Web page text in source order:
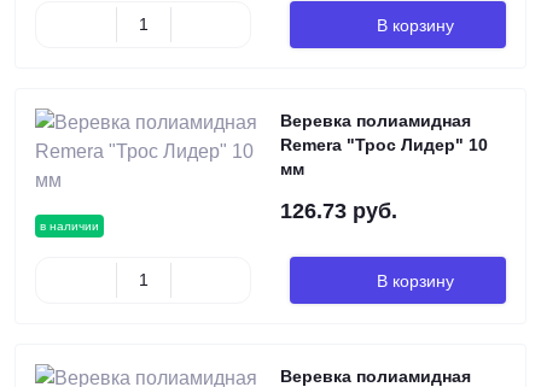
В корзину
в наличии
Веревка полиамидная
Remera "Трос Лидер" 10
мм
126.73 руб.
В корзину
Веревка полиамидная